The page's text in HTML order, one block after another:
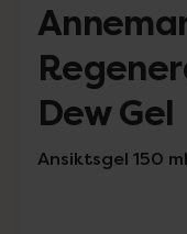
Dew Gel
Ansiktsgel 150 ml